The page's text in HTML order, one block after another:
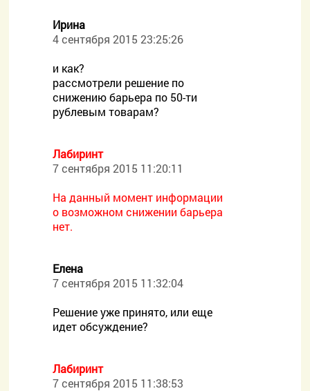
Ирина
4 сентября 2015 23:25:26
и как?
рассмотрели решение по
снижению барьера по 50-ти
рублевым товарам?
Лабиринт
7 сентября 2015 11:20:11
На данный момент информации
о возможном снижении барьера
нет.
Елена
7 сентября 2015 11:32:04
Решение уже принято, или еще
идет обсуждение?
Лабиринт
7 сентября 2015 11:38:53